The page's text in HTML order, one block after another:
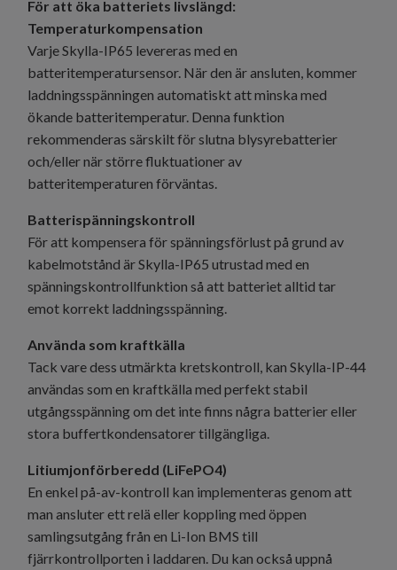
För att öka batteriets livslängd:
Temperaturkompensation
Varje Skylla-IP65 levereras med en
batteritemperatursensor. När den är ansluten, kommer
laddningsspänningen automatiskt att minska med
ökande batteritemperatur. Denna funktion
rekommenderas särskilt för slutna blysyrebatterier
och/eller när större fluktuationer av
batteritemperaturen förväntas.
Batterispänningskontroll
För att kompensera för spänningsförlust på grund av
kabelmotstånd är Skylla-IP65 utrustad med en
spänningskontrollfunktion så att batteriet alltid tar
emot korrekt laddningsspänning.
Använda som kraftkälla
Tack vare dess utmärkta kretskontroll, kan Skylla-IP-44
användas som en kraftkälla med perfekt stabil
utgångsspänning om det inte finns några batterier eller
stora buffertkondensatorer tillgängliga.
Litiumjonförberedd (LiFePO4)
En enkel på-av-kontroll kan implementeras genom att
man ansluter ett relä eller koppling med öppen
samlingsutgång från en Li-Ion BMS till
fjärrkontrollporten i laddaren. Du kan också uppnå